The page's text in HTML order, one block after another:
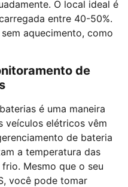
O local ideal é
entre 40-50%.
aquecimento, como
de
é uma maneira
veículos elétricos vêm
de bateria
a temperatura das
Mesmo que o seu
você pode tomar